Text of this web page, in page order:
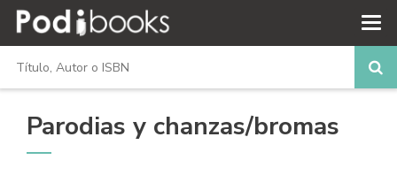
Parodias y chanzas/bromas